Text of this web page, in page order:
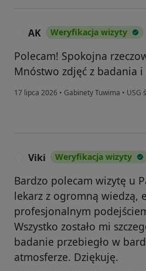
AK Weryfikacja wizyty
Polecam! Spokojna
Mnóstwo zdjęć z badania i
17 lipca 2026 • Gabinety Tuwima • USG
Viki Weryfikacja wizyty
Вardzo polecam wizytę u
lekarz z ogromną wiedzą,
profesjonalnym
Wszystko zostało mi
badanie przebiegło w
atmosferze. Dziękuję.